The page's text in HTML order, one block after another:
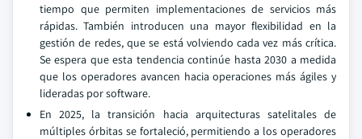
tiempo que permiten implementaciones de servicios más
rápidas. También introducen una mayor flexibilidad en la
gestión de redes, que se está volviendo cada vez más crítica.
Se espera que esta tendencia continúe hasta 2030 a medida
que los operadores avancen hacia operaciones más ágiles y
lideradas por software.
En 2025, la transición hacia arquitecturas satelitales de
múltiples órbitas se fortaleció, permitiendo a los operadores